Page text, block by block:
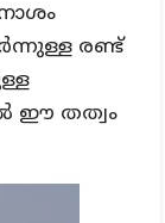
രണ്ട്
ഈ തത്വം